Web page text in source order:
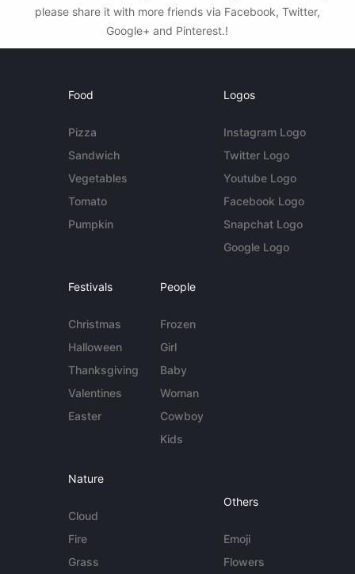
please share it with more friends via Facebook, Twitter,
Google+ and Pinterest.!
Food
Pizza
Sandwich
Vegetables
Tomato
Pumpkin
Logos
Instagram Logo
Twitter Logo
Youtube Logo
Facebook Logo
Snapchat Logo
Google Logo
Festivals
Christmas
Halloween
Thanksgiving
Valentines
Easter
People
Frozen
Girl
Baby
Woman
Cowboy
Kids
Nature
Cloud
Fire
Grass
Others
Emoji
Flowers